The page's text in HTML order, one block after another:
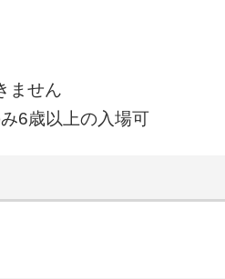
ません
6歳以上の入場可